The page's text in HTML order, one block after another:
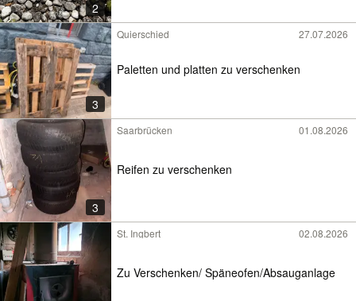
2
3
Quierschied 27.07.2026
Paletten und platten zu verschenken
3
Saarbrücken 01.08.2026
Reifen zu verschenken
St. Ingbert 02.08.2026
Zu Verschenken/ Späneofen/Absauganlage